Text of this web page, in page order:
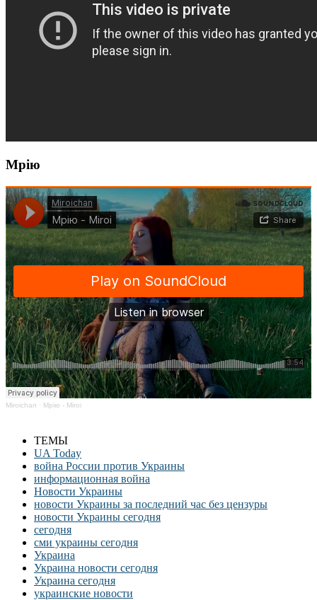
Мрію
Miroichan · Мрію - Miroi
ТЕМЫ
UA Today
война России против Украины
информационная война
Новости Украины
новости Украины за последний час без цензуры
новости Украины сегодня
сегодня
сми украины сегодня
Украина
Украина новости сегодня
Украина сегодня
украинские новости